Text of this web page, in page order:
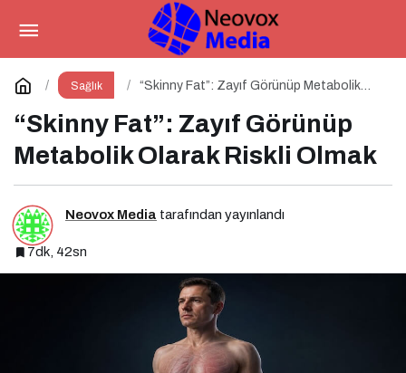
Sağlık
“Skinny Fat”: Zayıf Görünüp Metabolik
“Skinny Fat”: Zayıf Görünüp
Metabolik Olarak Riskli Olmak
Neovox Media tarafından yayınlandı
7dk, 42sn
“Skinny Fat”: Zayıf Görünüp
Metabolik Olarak Riskli Olmak
Yorum Yap